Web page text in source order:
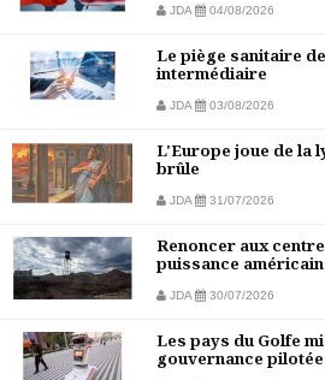
JDA 04/08/2026
Le piège sanitaire
intermédiaire
JDA 03/08/2026
L'Europe joue de la
brûle
JDA 31/07/2026
Renoncer aux
puissance
JDA 30/07/2026
Les pays du Golfe
gouvernance